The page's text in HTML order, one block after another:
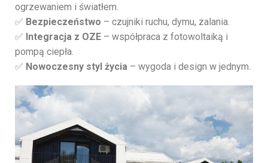
ogrzewaniem i światłem.
✅ Bezpieczeństwo – czujniki ruchu, dymu, zalania.
✅ Integracja z OZE – współpraca z fotowoltaiką i
pompą ciepła.
✅ Nowoczesny styl życia – wygoda i design w jednym.